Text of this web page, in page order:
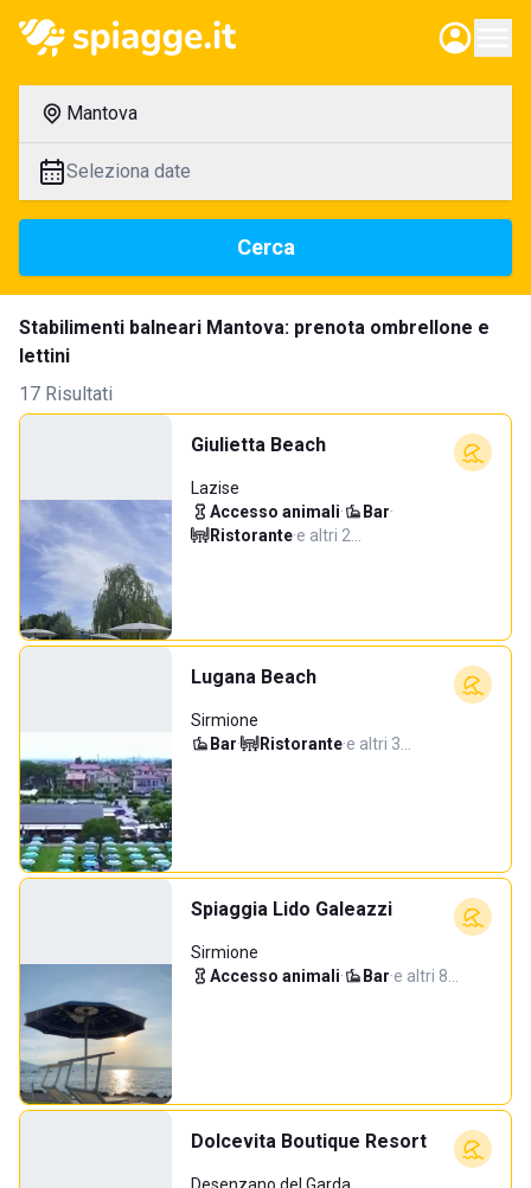
Mantova
Seleziona date
Cerca
Stabilimenti balneari Mantova: prenota ombrellone e
lettini
17 Risultati
Giulietta Beach
Lazise
Accesso animali· Bar·
Ristorante·e altri 2…
Lugana Beach
Sirmione
Bar· Ristorante·e altri 3…
Spiaggia Lido Galeazzi
Sirmione
Accesso animali· Bar·e altri 8…
Dolcevita Boutique Resort